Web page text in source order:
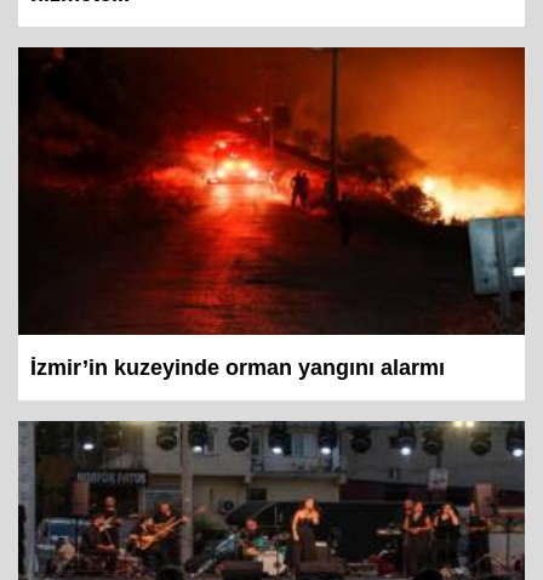
İzmir’in kuzeyinde orman yangını alarmı